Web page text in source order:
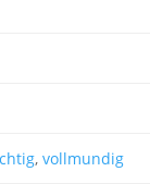
, vollmundig